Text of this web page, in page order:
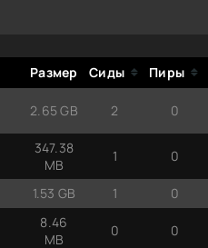
Размер Сиды Пиры
2.65 GB 2 0
347.38
MB
1 0
1.53 GB 1 0
8.46
MB
0 0